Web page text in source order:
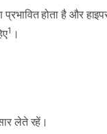
होता है और
1 ।
लेते रहें।